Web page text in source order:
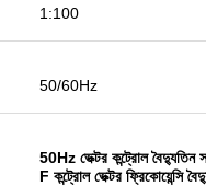
1:100
50/60Hz
50Hz ভেক্টর কন্ট্রোল বৈদ্যুতিন
F কন্ট্রোল ভেক্টর ফ্রিকোয়েন্সি